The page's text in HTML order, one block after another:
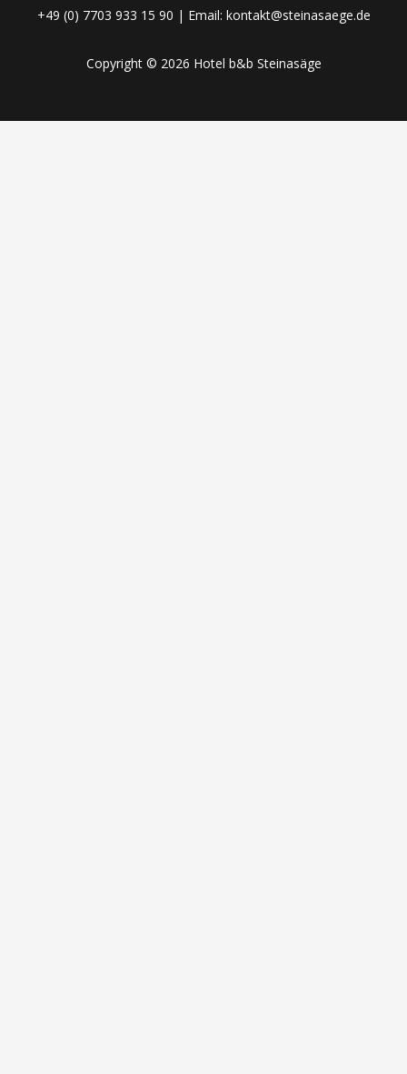
+49 (0) 7703 933 15 90 | Email: kontakt@steinasaege.de
Copyright © 2026 Hotel b&b Steinasäge